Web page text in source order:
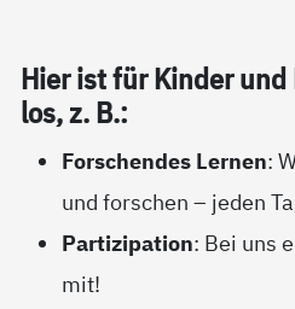
Hier ist für Kin­der
los, z. B.:
Forschendes Lernen:
und forschen – jeden
Partizipation: Bei uns
mit!